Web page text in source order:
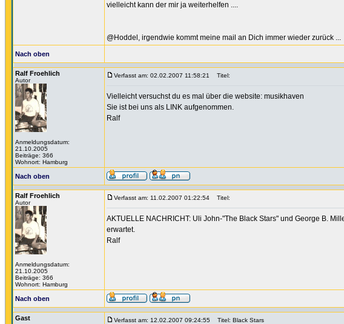
vielleicht kann der mir ja weiterhelfen ....
@Hoddel, irgendwie kommt meine mail an Dich immer wieder zurück ...
Nach oben
Ralf Froehlich
Autor
Anmeldungsdatum:
21.10.2005
Beiträge: 366
Wohnort: Hamburg
Verfasst am: 02.02.2007 11:58:21 Titel:
Vielleicht versuchst du es mal über die website: musikhaven
Sie ist bei uns als LINK aufgenommen.
Ralf
Nach oben
Ralf Froehlich
Autor
Anmeldungsdatum:
21.10.2005
Beiträge: 366
Wohnort: Hamburg
Verfasst am: 11.02.2007 01:22:54 Titel:
AKTUELLE NACHRICHT: Uli John-"The Black Stars" und George B.
erwartet.
Ralf
Nach oben
Gast Verfasst am: 12.02.2007 09:24:55 Titel: Black Stars